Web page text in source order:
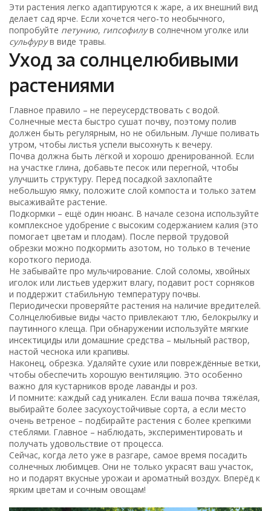
Эти растения легко адаптируются к жаре, а их внешний вид
делает сад ярче. Если хочется чего‑то необычного,
попробуйте петунию, гипсофилув солнечном уголке или
сульфурув виде травы.
Уход за солнцелюбивыми
растениями
Главное правило – не переусердствовать с водой.
Солнечные места быстро сушат почву, поэтому полив
должен быть регулярным, но не обильным. Лучше поливать
утром, чтобы листья успели высохнуть к вечеру.
Почва должна быть лёгкой и хорошо дренированной. Если
на участке глина, добавьте песок или перегной, чтобы
улучшить структуру. Перед посадкой захлопайте
небольшую ямку, положите слой компоста и только затем
высаживайте растение.
Подкормки – ещё один нюанс. В начале сезона используйте
комплексное удобрение с высоким содержанием калия (это
помогает цветам и плодам). После первой трудовой
обрезки можно подкормить азотом, но только в течение
короткого периода.
Не забывайте про мульчирование. Слой соломы, хвойных
иголок или листьев удержит влагу, подавит рост сорняков
и поддержит стабильную температуру почвы.
Периодически проверяйте растения на наличие вредителей.
Солнцелюбивые виды часто привлекают тлю, белокрылку и
паутинного клеща. При обнаружении используйте мягкие
инсектициды или домашние средства – мыльный раствор,
настой чеснока или крапивы.
Наконец, обрезка. Удаляйте сухие или повреждённые ветки,
чтобы обеспечить хорошую вентиляцию. Это особенно
важно для кустарников вроде лаванды и роз.
И помните: каждый сад уникален. Если ваша почва тяжёлая,
выбирайте более засухоустойчивые сорта, а если место
очень ветреное – подбирайте растения с более крепкими
стеблями. Главное – наблюдать, экспериментировать и
получать удовольствие от процесса.
Сейчас, когда лето уже в разгаре, самое время посадить
солнечных любимцев. Они не только украсят ваш участок,
но и подарят вкусные урожаи и ароматный воздух. Вперёд к
ярким цветам и сочным овощам!